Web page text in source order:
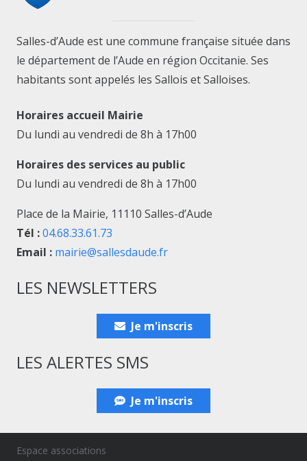
Salles-d’Aude est une commune française située dans
le département de l’Aude en région Occitanie. Ses
habitants sont appelés les Sallois et Salloises.
Horaires accueil Mairie
Du lundi au vendredi de 8h à 17h00
Horaires des services au public
Du lundi au vendredi de 8h à 17h00
Place de la Mairie, 11110 Salles-d’Aude
Tél :04.68.33.61.73
Email : mairie@sallesdaude.fr
LES NEWSLETTERS
Je m'inscris
LES ALERTES SMS
Je m'inscris
Espace associations